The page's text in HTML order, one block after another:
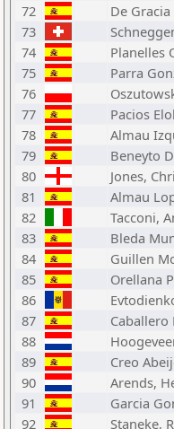
72
De
73
74
Planelles
75
Parra
76
77
Pacios
78
Almau
79
Beneyto
80
Jones,
81
Almau
82
Tacconi,
83
Bleda
84
Guillen
85
Orellana
86
87
Caballero
88
89
Creo
90
Arends,
91
Garcia
92
Staneke,